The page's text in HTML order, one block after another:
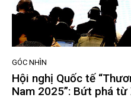
GÓC NHÌN
Hội nghị Quốc tế
Nam 2025”: Bứt phá